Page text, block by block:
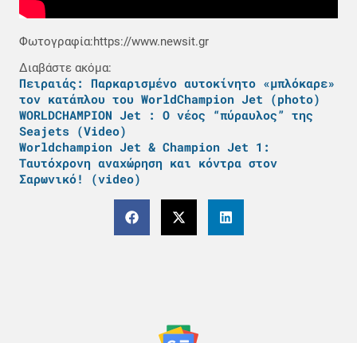
Φωτογραφία:https://www.newsit.gr
Διαβάστε ακόμα:
Πειραιάς: Παρκαρισμένο αυτοκίνητο «μπλόκαρε»
τον κατάπλου του WorldChampion Jet (photo)
WORLDCHAMPION Jet : O νέος “πύραυλος” της
Seajets (Video)
Worldchampion Jet & Champion Jet 1:
Ταυτόχρονη αναχώρηση και κόντρα στον
Σαρωνικό! (video)